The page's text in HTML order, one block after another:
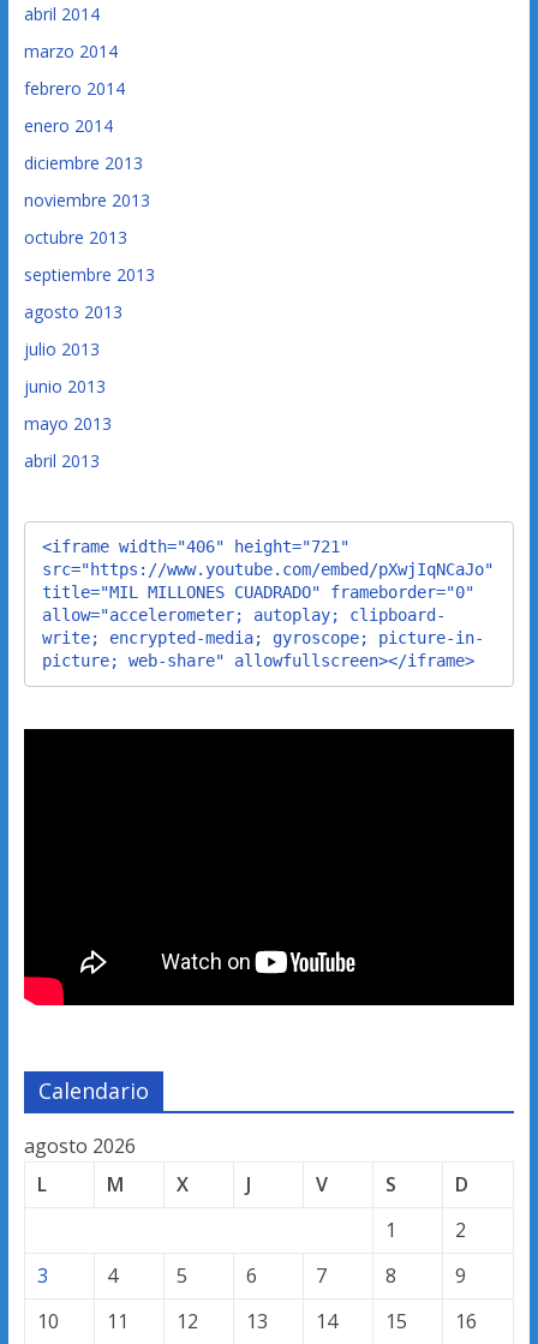
abril 2014
marzo 2014
febrero 2014
enero 2014
diciembre 2013
noviembre 2013
octubre 2013
septiembre 2013
agosto 2013
julio 2013
junio 2013
mayo 2013
abril 2013
<iframe width="406" height="721"
src="https://www.youtube.com/embed/pXwjIqNCaJo"
title="MIL MILLONES CUADRADO" frameborder="0"
allow="accelerometer; autoplay; clipboard-
write; encrypted-media; gyroscope; picture-in-
picture; web-share" allowfullscreen></iframe>
Calendario
agosto 2026
L
M X J V S
D
1
2
3
4 5 6 7 8
9
10
11 12 13 14 15 16